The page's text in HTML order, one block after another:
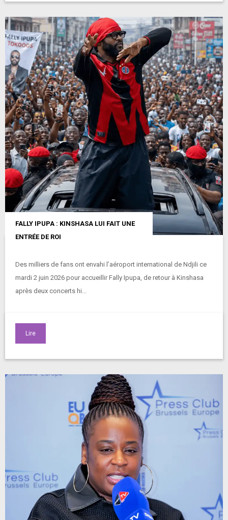
FALLY IPUPA : KINSHASA LUI FAIT UNE
ENTRÉE DE ROI
Des milliers de fans ont envahi l’aéroport international de Ndjili ce
mardi 2 juin 2026 pour accueillir Fally Ipupa, de retour à Kinshasa
après deux concerts hi...
Lire